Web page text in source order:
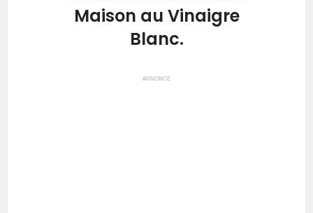
Maison au Vinaigre
Blanc.
ANNONCE